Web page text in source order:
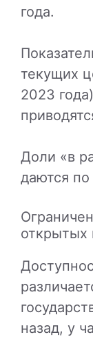
года.
текущих
2023
Доли «в
даются
открытых
назад, у